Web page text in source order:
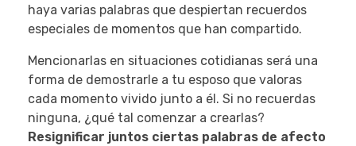
haya varias palabras que despiertan recuerdos
especiales de momentos que han compartido.
Mencionarlas en situaciones cotidianas será una
forma de demostrarle a tu esposo que valoras
cada momento vivido junto a él. Si no recuerdas
ninguna, ¿qué tal comenzar a crearlas?
Resignificar juntos ciertas palabras de afecto